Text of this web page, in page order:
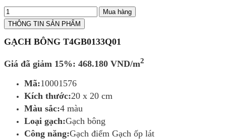
Mua hàng
THÔNG TIN SẢN PHẨM
GẠCH BÔNG T4GB0133Q01
Giá đã giảm 15%: 468.180 VND/m2
Mã:10001576
Kích thước:20 x 20 cm
Màu sắc:4 màu
Loại gạch:Gạch bông
Công năng:Gạch điểm Gạch ốp lát